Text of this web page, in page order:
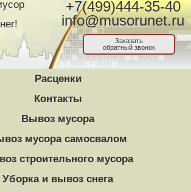
+7(499)444-35-40
info@musorunet.ru
Заказать
обратный звонок
Расценки
Контакты
Вывоз мусора
мусора самосвалом
строительного мусора
Уборка и вывоз снега